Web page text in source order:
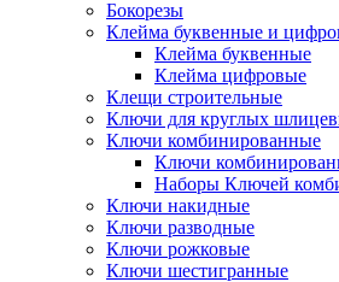
Бокорезы
Клейма буквенные и
Клейма буквенные
Клейма цифровые
Клещи строительные
Ключи для круглых
Ключи комбинированные
Ключи
Наборы Ключей
Ключи накидные
Ключи разводные
Ключи рожковые
Ключи шестигранные